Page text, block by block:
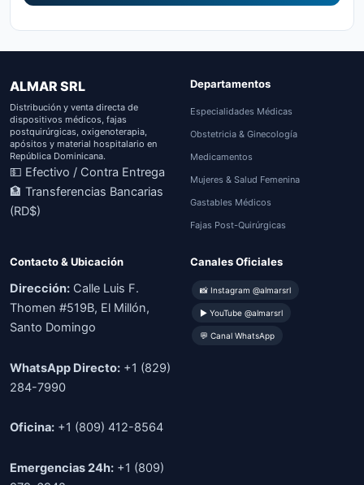
ALMAR SRL
Distribución y venta directa de
dispositivos médicos, fajas
postquirúrgicas, oxigenoterapia,
apósitos y material hospitalario en
República Dominicana.
💵 Efectivo / Contra Entrega
🏦 Transferencias Bancarias
(RD$)
Departamentos
Especialidades Médicas
Obstetricia & Ginecología
Medicamentos
Mujeres & Salud Femenina
Gastables Médicos
Fajas Post-Quirúrgicas
Contacto & Ubicación
Dirección: Calle Luis F.
Thomen #519B, El Millón,
Santo Domingo
WhatsApp Directo: +1 (829)
284-7990
Oficina: +1 (809) 412-8564
Emergencias 24h: +1 (809)
Canales Oficiales
📸 Instagram @almarsrl
▶ YouTube @almarsrl
💬 Canal WhatsApp